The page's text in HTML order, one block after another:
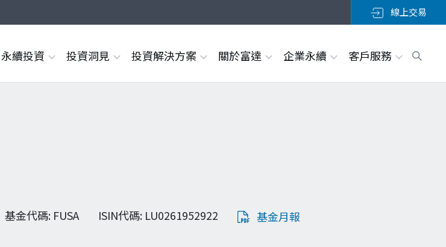
線上交易
永續投資 投資洞見 投資解決方案 關於富達 企業永續 客戶服務
基金代碼: FUSA ISIN代碼: LU0261952922 基金月報